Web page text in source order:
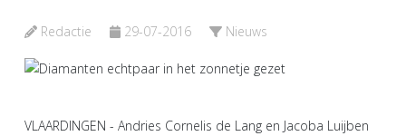
Redactie 29-07-2016 Nieuws
VLAARDINGEN - Andries Cornelis de Lang en Jacoba Luijben